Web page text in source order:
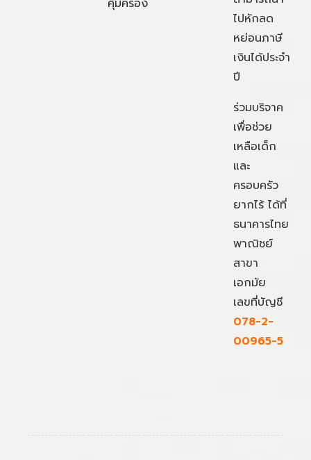
คุ้มครอง
ไปหักลด
หย่อนภาษี
เงินได้ประจำ
ปี
ร่วมบริจาค
เพื่อช่วย
เหลือเด็ก
และ
ครอบครัว
ยากไร้ ได้ที่
ธนาคารไทย
พาณิชย์
สาขา
เอกมัย
เลขที่บัญชี
078-2-
00965-5